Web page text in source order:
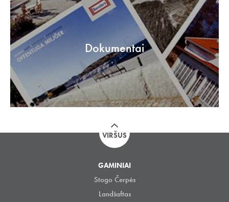
Dokumentai
VIRŠUS
GAMINIAI
Stogo Čerpės
Landšaftas